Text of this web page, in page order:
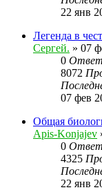
22 янв
Легенда в
Сергей. » 07
0
8072
07 фев
Общая
Apis-Konjajev
0
4325
22 янв